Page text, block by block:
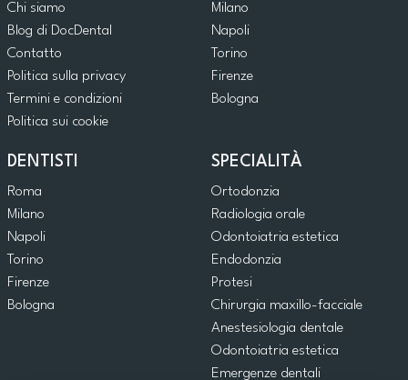
Chi siamo
Blog di DocDental
Contatto
Politica sulla privacy
Termini e condizioni
Politica sui cookie
Milano
Napoli
Torino
Firenze
Bologna
DENTISTI
Roma
Milano
Napoli
Torino
Firenze
Bologna
SPECIALITÀ
Ortodonzia
Radiologia orale
Odontoiatria estetica
Endodonzia
Protesi
Chirurgia maxillo-facciale
Anestesiologia dentale
Odontoiatria estetica
Emergenze dentali